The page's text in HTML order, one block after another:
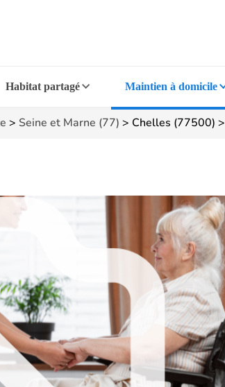
Habitat partagé Maintien à domicile
> Seine et Marne (77) > Chelles (77500) >